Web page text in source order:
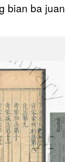
bian ba juan